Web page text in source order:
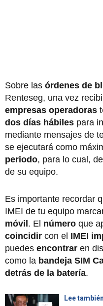
Sobre las órdenes de
Renteseg, una vez
empresas operadoras
dos días hábiles para
mediante mensajes de
se ejecutará como
periodo, para lo cual,
de su equipo.
Es importante recordar
IMEI de tu equipo
móvil. El número que
coincidir con el IMEI
puedes encontrar en
como la bandeja SIM
detrás de la batería.
Lee también